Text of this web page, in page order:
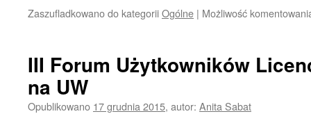
Zaszufladkowano do kategoriiOgólne | Możliwość
III Forum Użytkowników
na UW
Opublikowano 17 grudnia 2015, autor: Anita Sabat